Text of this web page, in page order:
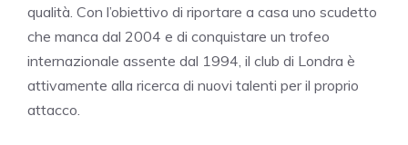
qualità. Con l’obiettivo di riportare a casa uno scudetto
che manca dal 2004 e di conquistare un trofeo
internazionale assente dal 1994, il club di Londra è
attivamente alla ricerca di nuovi talenti per il proprio
attacco.